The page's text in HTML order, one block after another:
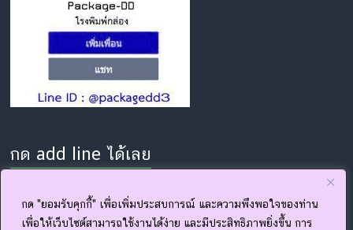
กด "ยอมรับคุกกี้" เพื่อเพิ่มประสบการณ์ และความพึงพอใจของท่าน
เพื่อให้เว็บไซต์สามารถใช้งานได้ง่าย และมีประสิทธิภาพยิ่งขึ้น การ
กด add line ได้เลย